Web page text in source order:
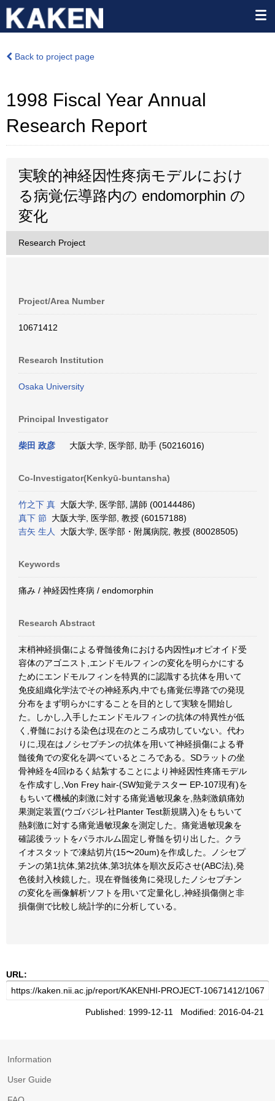
Back to project page
1998 Fiscal Year Annual
Research Report
実験的神経因性疼病モデルにおけ
る病覚伝導路内の endomorphin の
変化
Research Project
Project/Area Number
10671412
Research Institution
Osaka University
Principal Investigator
柴田 政彦 大阪大学, 医学部, 助手 (50216016)
Co-Investigator(Kenkyū-buntansha)
竹之下 真 大阪大学, 医学部, 講師 (00144486)
真下 節 大阪大学, 医学部, 教授 (60157188)
吉矢 生人
大阪大学, 医学部・附属病院, 教授 (80028505)
Keywords
痛み / 神経因性疼病 / endomorphin
Research Abstract
末梢神経損傷による脊髄後角における内因性μオピオイド受
容体のアゴニスト,エンドモルフィンの変化を明らかにする
ためにエンドモルフィンを特異的に認識する抗体を用いて
免疫組織化学法でその神経系内,中でも痛覚伝導路での発現
分布をまず明らかにすることを目的として実験を開始し
た。しかし,入手したエンドモルフィンの抗体の特異性が低
く,脊髄における染色は現在のところ成功していない。代わ
りに,現在はノシセプチンの抗体を用いて神経損傷による脊
髄後角での変化を調べているところである。SDラットの坐
骨神経を4回ゆるく結紮することにより神経因性疼痛モデル
を作成すし,Von Frey hair-(SW知覚テスター EP-107現有)を
もちいて機械的刺激に対する痛覚過敏現象を,熱刺激鎮痛効
果測定装置(ウゴバジレ社Planter Test新規購入)をもちいて
熱刺激に対する痛覚過敏現象を測定した。痛覚過敏現象を
確認後ラットをパラホルム固定し脊髄を切り出した。クラ
イオスタットで凍結切片(15〜20um)を作成した。ノシセプ
チンの第1抗体,第2抗体,第3抗体を順次反応させ(ABC法),発
色後封入検鏡した。現在脊髄後角に発現したノシセプチン
の変化を画像解析ソフトを用いて定量化し,神経損傷側と非
損傷側で比較し統計学的に分析している。
URL:
Published: 1999-12-11 Modified: 2016-04-21
Information
User Guide